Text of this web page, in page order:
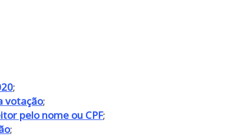
;
votação;
pelo nome ou CPF;
;